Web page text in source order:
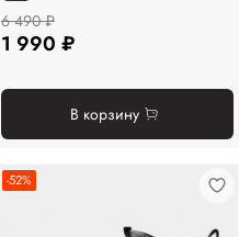
6 490 ₽
1 990 ₽
В корзину
-52%